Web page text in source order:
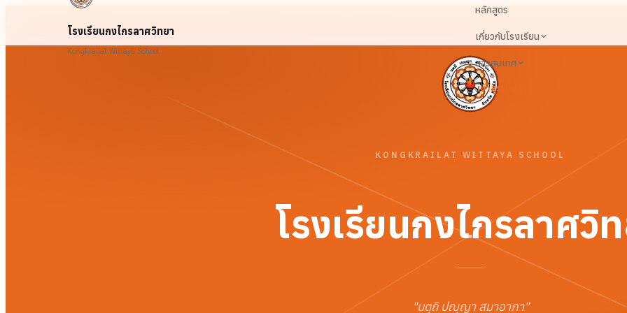
โรงเรียนกงไกรลาศวิทยา
Kongkrailat Wittaya School
หลักสูตร
เกี่ยวกับโรงเรียน
สารสนเทศ
เข้าสู่ระบบ
KONGKRAILAT WITTAYA SCHOOL
โรงเรียนกงไกรลาศวิ
"นตฺถิ ปญฺญา สมาอาภา"